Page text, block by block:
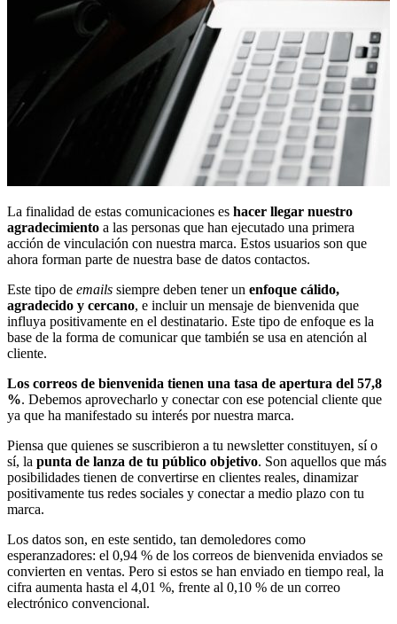
La finalidad de estas comunicaciones es hacer llegar nuestro
agradecimiento a las personas que han ejecutado una primera
acción de vinculación con nuestra marca. Estos usuarios son que
ahora forman parte de nuestra base de datos contactos.
Este tipo de emails siempre deben tener un enfoque cálido,
agradecido y cercano, e incluir un mensaje de bienvenida que
influya positivamente en el destinatario. Este tipo de enfoque es la
base de la forma de comunicar que también se usa en atención al
cliente.
Los correos de bienvenida tienen una tasa de apertura del 57,8
%. Debemos aprovecharlo y conectar con ese potencial cliente que
ya que ha manifestado su interés por nuestra marca.
Piensa que quienes se suscribieron a tu newsletter constituyen, sí o
sí, la punta de lanza de tu público objetivo. Son aquellos que más
posibilidades tienen de convertirse en clientes reales, dinamizar
positivamente tus redes sociales y conectar a medio plazo con tu
marca.
Los datos son, en este sentido, tan demoledores como
esperanzadores: el 0,94 % de los correos de bienvenida enviados se
convierten en ventas. Pero si estos se han enviado en tiempo real, la
cifra aumenta hasta el 4,01 %, frente al 0,10 % de un correo
electrónico convencional.